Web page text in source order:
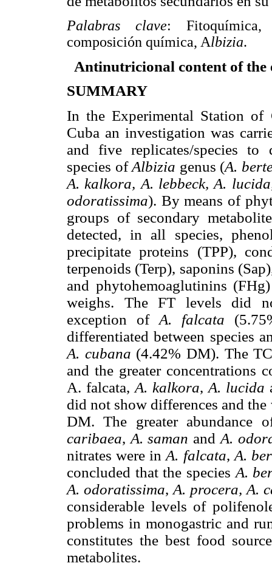
Palabras clave: Fitoquímica,
composición química, Albizia.
Antinutricional content of the
SUMMARY
In the Experimental Station of
Cuba an investigation was
and five replicates/species
species ofAlbizia genus (A.
A. kalkora, A. lebbeck, A.
odoratissima). By means of
groups of secondary
detected, in all species,
precipitate proteins (TPP),
terpenoids (Terp), saponins
and phytohemoaglutinins
weighs. The FT levels did
exception of A. falcata
differentiated between species
A. cubana (4.42% DM). The
and the greater concentrations
A. falcata, A. kalkora, A. lucida
did not show differences and
DM. The greater abundance
caribaea, A. saman and A.
nitrates were inA. falcata, A.
concluded that the species A.
A. odoratissima, A. procera, A.
considerable levels of
problems in monogastric and
constitutes the best food
metabolites.